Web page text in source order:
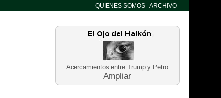
QUIENES SOMOS ARCHIVO
Acercamientos entre Trump y Petro
Ampliar